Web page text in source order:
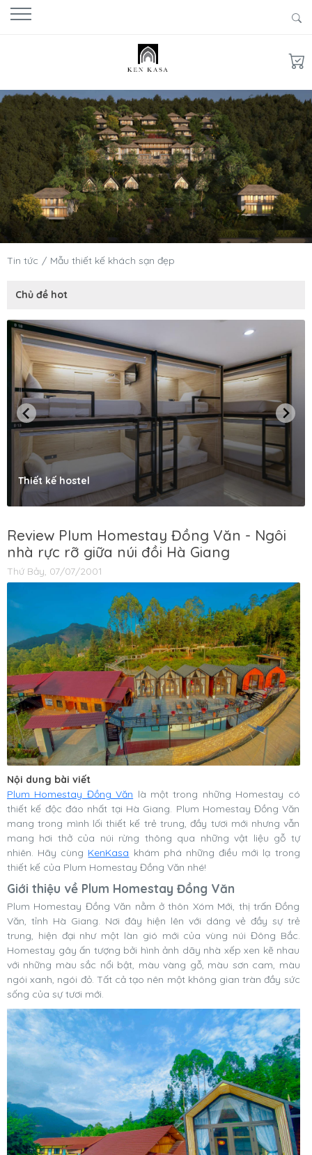
Tin tức Mẫu thiết kế khách sạn đẹp
Chủ đề hot
Thiết kế hostel
Review Plum Homestay Đồng Văn - Ngôi
nhà rực rỡ giữa núi đồi Hà Giang
Thứ Bảy, 07/07/2001
Nội dung bài viết
Plum Homestay Đồng Văn là một trong những Homestay có
thiết kế độc đáo nhất tại Hà Giang. Plum Homestay Đồng Văn
mang trong mình lối thiết kế trẻ trung, đầy tươi mới nhưng vẫn
mang hơi thở của núi rừng thông qua những vật liệu gỗ tự
nhiên. Hãy cùng KenKasa khám phá những điều mới lạ trong
thiết kế của Plum Homestay Đồng Văn nhé!
Giới thiệu về Plum Homestay Đồng Văn
Plum Homestay Đồng Văn nằm ở thôn Xóm Mới, thị trấn Đồng
Văn, tỉnh Hà Giang. Nơi đây hiện lên với dáng vẻ đầy sự trẻ
trung, hiện đại như một làn gió mới của vùng núi Đông Bắc.
Homestay gây ấn tượng bởi hình ảnh dãy nhà xếp xen kẽ nhau
với những màu sắc nổi bật, màu vàng gỗ, màu sơn cam, màu
ngói xanh, ngói đỏ. Tất cả tạo nên một không gian tràn đầy sức
sống của sự tươi mới.